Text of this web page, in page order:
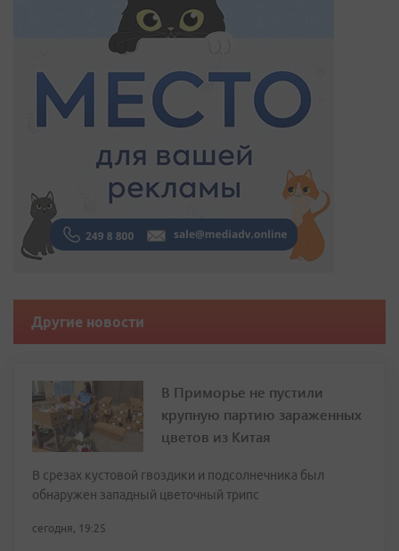
Другие новости
В Приморье не пустили
крупную партию зараженных
цветов из Китая
В срезах кустовой гвоздики и подсолнечника был
обнаружен западный цветочный трипс
сегодня, 19:25